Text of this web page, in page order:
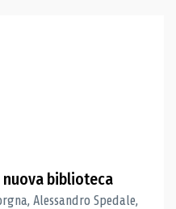
nuova biblioteca
Alessandro Spedale,